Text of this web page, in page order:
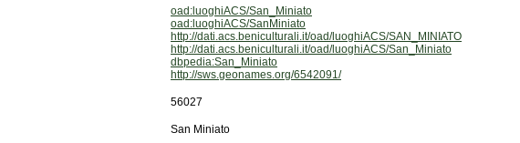
oad:luoghiACS/San_Miniato
oad:luoghiACS/SanMiniato
http://dati.acs.beniculturali.it/oad/luoghiACS/SAN_MINIATO
http://dati.acs.beniculturali.it/oad/luoghiACS/San_Miniato
dbpedia:San_Miniato
http://sws.geonames.org/6542091/
56027
San Miniato